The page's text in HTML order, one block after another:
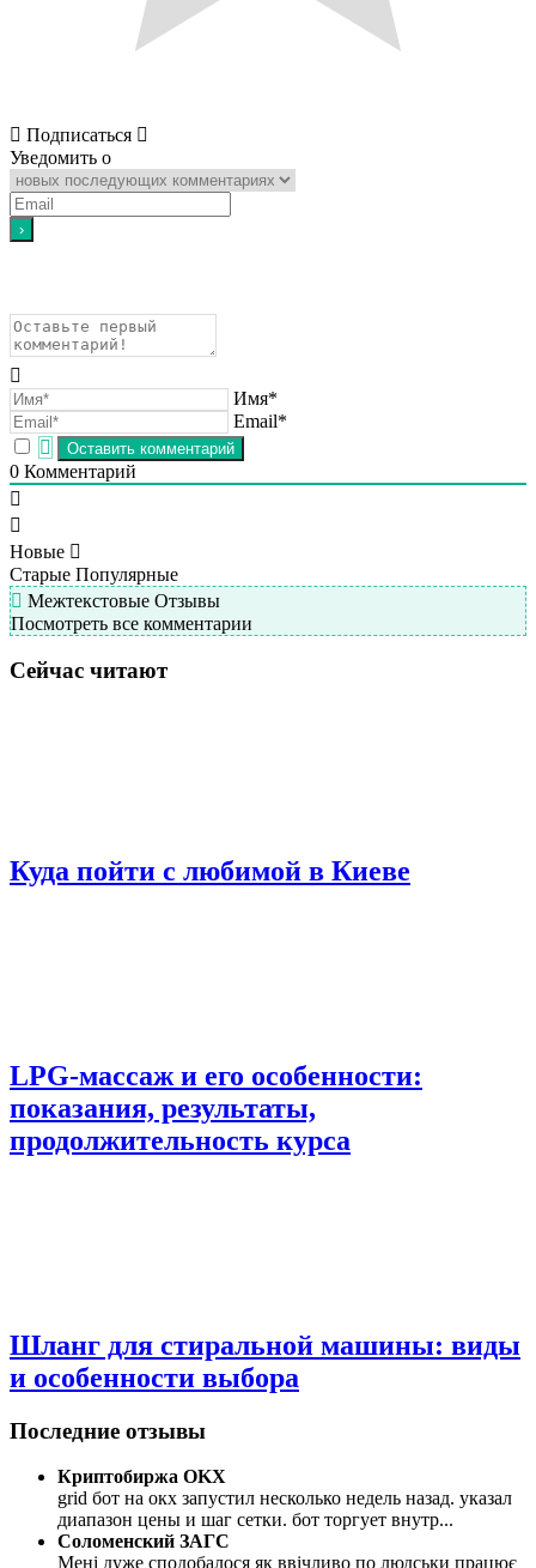
Подписаться
Уведомить о
Имя*
Email*
0 Комментарий
Новые
Старые Популярные
Межтекстовые Отзывы
Посмотреть все комментарии
Сейчас читают
Куда пойти с любимой в Киеве
LPG-массаж и его особенности:
показания, результаты,
продолжительность курса
Шланг для стиральной машины: виды
и особенности выбора
Последние отзывы
Криптобиржа OKX
grid бот на окх запустил несколько недель назад. указал
диапазон цены и шаг сетки. бот торгует внутр...
Соломенский ЗАГС
Мені дуже сподобалося як ввічливо по людськи працює